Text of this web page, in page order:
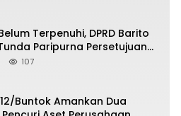
Terpenuhi, DPRD Barito
Paripurna Persetujuan
APBD
107
Buntok Amankan Dua